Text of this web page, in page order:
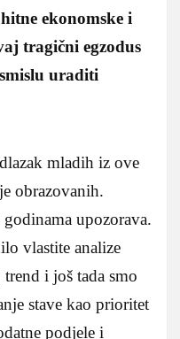
ekonomske i
tragični egzodus
uraditi
mladih iz ove
obrazovanih.
upozorava.
vlastite analize
i još tada smo
stave kao prioritet
podjele i